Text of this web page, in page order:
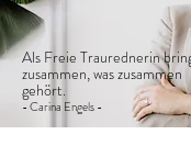
Als Freie Traurednerin
zusammen, was zusammen
gehört.
- Carina Engels -